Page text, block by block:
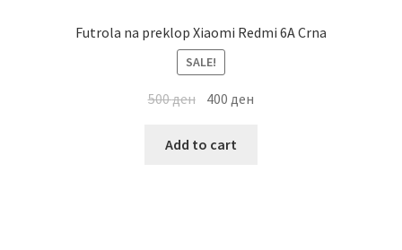
Futrola na preklop Xiaomi Redmi 6A Crna
SALE!
500ден 400ден
Add to cart